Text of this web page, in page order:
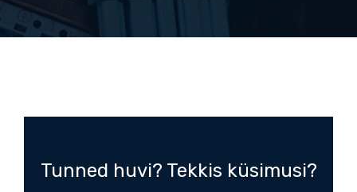
Tunned huvi? Tekkis küsimusi?